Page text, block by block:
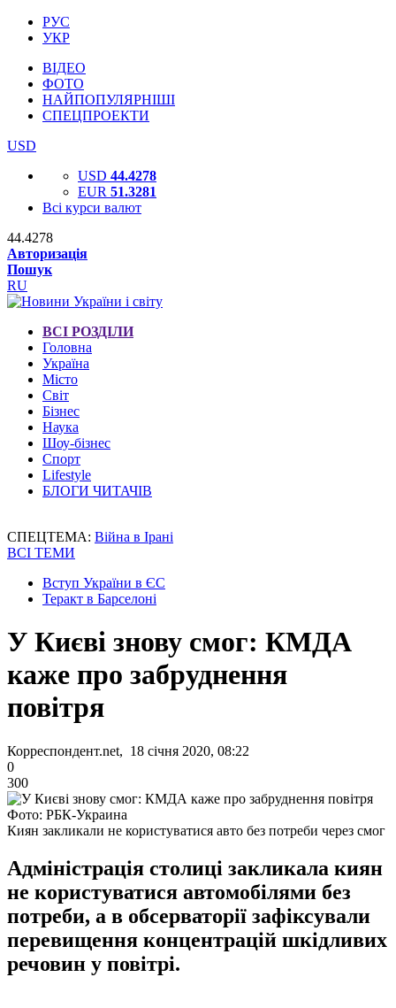
РУС
УКР
ВІДЕО
ФОТО
НАЙПОПУЛЯРНІШІ
СПЕЦПРОЕКТИ
USD
USD 44.4278
EUR 51.3281
Всі курси валют
44.4278
Авторизація
Пошук
RU
ВСІ РОЗДІЛИ
Головна
Україна
Місто
Світ
Бізнес
Наука
Шоу-бізнес
Спорт
Lifestyle
БЛОГИ ЧИТАЧІВ
СПЕЦТЕМА: Війна в Ірані
ВСІ ТЕМИ
Вступ України в ЄС
Теракт в Барселоні
У Києві знову смог: КМДА
каже про забруднення
повітря
Корреспондент.net, 18 січня 2020, 08:22
0
300
Фото: РБК-Украина
Киян закликали не користуватися авто без потреби через смог
Адміністрація столиці закликала киян
не користуватися автомобілями без
потреби, а в обсерваторії зафіксували
перевищення концентрацій шкідливих
речовин у повітрі.